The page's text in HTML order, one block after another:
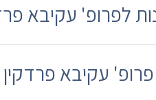
לפרופ' עקיבא
עקיבא